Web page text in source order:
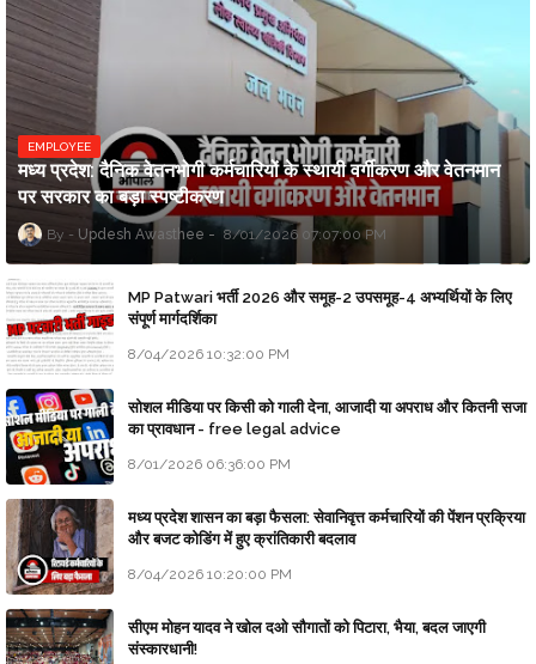
EMPLOYEE
मध्य प्रदेश: दैनिक वेतनभोगी कर्मचारियों के स्थायी वर्गीकरण और वेतनमान
पर सरकार का बड़ा स्पष्टीकरण
Updesh Awasthee 8/01/2026 07:07:00 PM
MP Patwari भर्ती 2026 और समूह-2 उपसमूह-4 अभ्यर्थियों के लिए
संपूर्ण मार्गदर्शिका
8/04/2026 10:32:00 PM
सोशल मीडिया पर किसी को गाली देना, आजादी या अपराध और कितनी सजा
का प्रावधान - free legal advice
8/01/2026 06:36:00 PM
मध्य प्रदेश शासन का बड़ा फैसला: सेवानिवृत्त कर्मचारियों की पेंशन प्रक्रिया
और बजट कोडिंग में हुए क्रांतिकारी बदलाव
8/04/2026 10:20:00 PM
सीएम मोहन यादव ने खोल दओ सौगातों को पिटारा, भैया, बदल जाएगी
संस्कारधानी!